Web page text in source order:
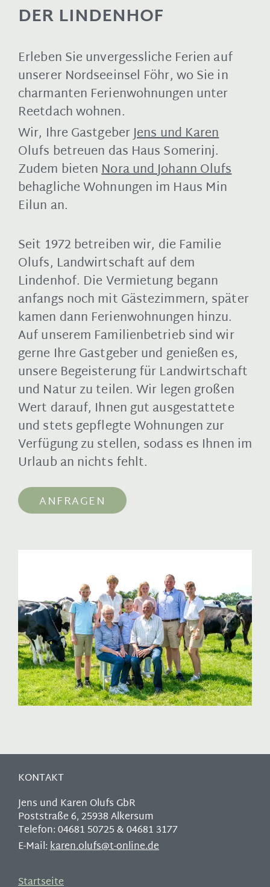
DER LINDENHOF
Erleben Sie unvergessliche Ferien auf
unserer Nordseeinsel Föhr, wo Sie in
charmanten Ferienwohnungen unter
Reetdach wohnen.
Wir, Ihre GastgeberJens und Karen
Olufs betreuen das Haus Somerinj.
Zudem bietenNora und Johann Olufs
behagliche Wohnungen im Haus Min
Eilun an.
Seit 1972 betreiben wir, die Familie
Olufs, Landwirtschaft auf dem
Lindenhof. Die Vermietung begann
anfangs noch mit Gästezimmern, später
kamen dann Ferienwohnungen hinzu.
Auf unserem Familienbetrieb sind wir
gerne Ihre Gastgeber und genießen es,
unsere Begeisterung für Landwirtschaft
und Natur zu teilen. Wir legen großen
Wert darauf, Ihnen gut ausgestattete
und stets gepflegte Wohnungen zur
Verfügung zu stellen, sodass es Ihnen im
Urlaub an nichts fehlt.
ANFRAGEN
KONTAKT
Jens und Karen Olufs GbR
Poststraße 6, 25938 Alkersum
Telefon: 04681 50725 & 04681 3177
E-Mail:karen.olufs@t-online.de
Startseite